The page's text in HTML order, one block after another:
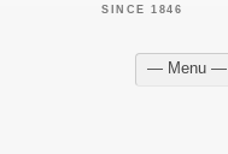
— Menu —